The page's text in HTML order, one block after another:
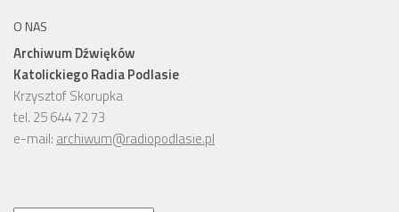
O NAS
Archiwum Dźwięków
Katolickiego Radia Podlasie
Krzysztof Skorupka
tel. 25 644 72 73
e-mail: archiwum@radiopodlasie.pl